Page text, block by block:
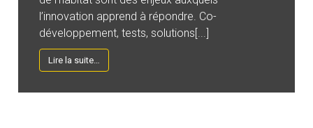
l’innovation apprend à répondre. Co-
développement, tests, solutions[...]
Lire la suite…